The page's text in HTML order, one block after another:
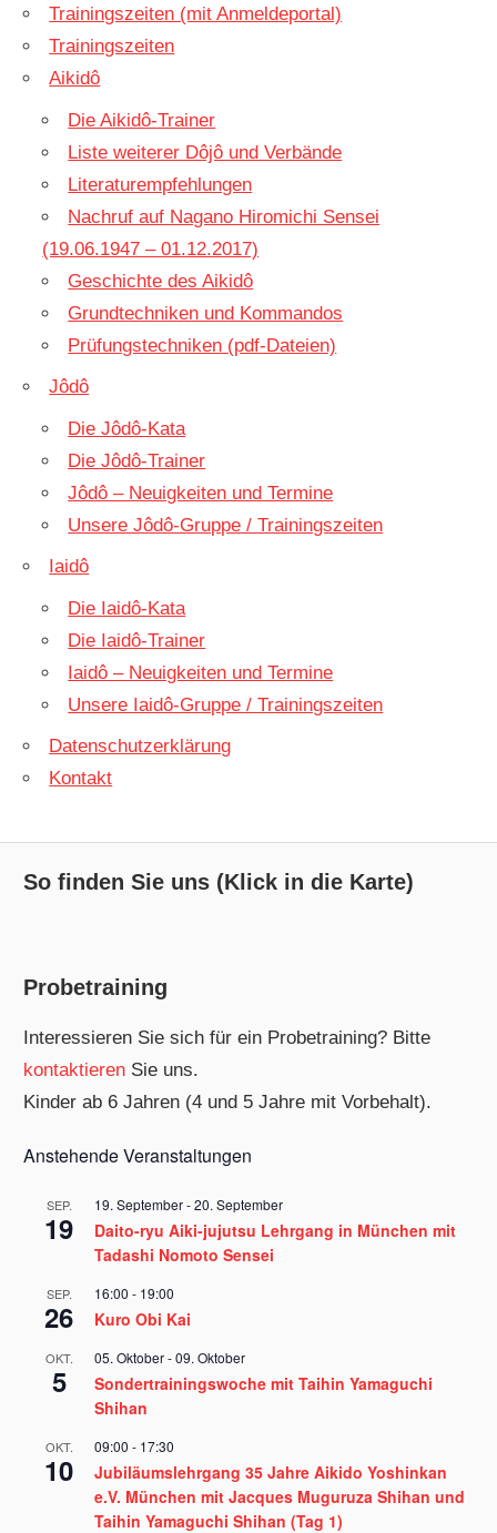
Trainingszeiten (mit Anmeldeportal)
Trainingszeiten
Aikidô
Die Aikidô-Trainer
Liste weiterer Dôjô und Verbände
Literaturempfehlungen
Nachruf auf Nagano Hiromichi Sensei
(19.06.1947 – 01.12.2017)
Geschichte des Aikidô
Grundtechniken und Kommandos
Prüfungstechniken (pdf-Dateien)
Jôdô
Die Jôdô-Kata
Die Jôdô-Trainer
Jôdô – Neuigkeiten und Termine
Unsere Jôdô-Gruppe / Trainingszeiten
Iaidô
Die Iaidô-Kata
Die Iaidô-Trainer
Iaidô – Neuigkeiten und Termine
Unsere Iaidô-Gruppe / Trainingszeiten
Datenschutzerklärung
Kontakt
So finden Sie uns (Klick in die Karte)
Probetraining
Interessieren Sie sich für ein Probetraining? Bitte
kontaktieren Sie uns.
Kinder ab 6 Jahren (4 und 5 Jahre mit Vorbehalt).
Anstehende Veranstaltungen
SEP.
19
19. September-20. September
Daito-ryu Aiki-jujutsu Lehrgang in München mit
Tadashi Nomoto Sensei
SEP.
26
16:00 - 19:00
Kuro Obi Kai
OKT.
5
05. Oktober-09. Oktober
Sondertrainingswoche mit Taihin Yamaguchi
Shihan
OKT.
10
09:00 - 17:30
Jubiläumslehrgang 35 Jahre Aikido Yoshinkan
e.V. München mit Jacques Muguruza Shihan und
Taihin Yamaguchi Shihan (Tag 1)